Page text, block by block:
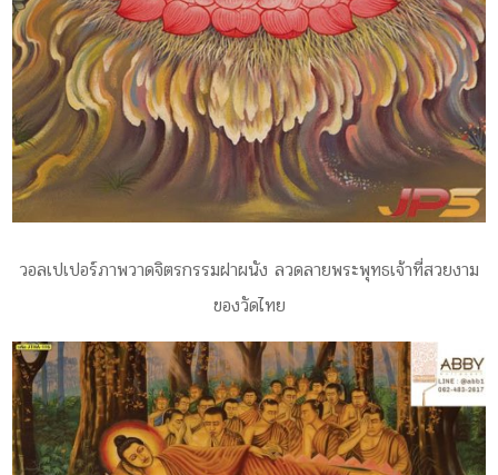
วอลเปเปอร์ภาพวาดจิตรกรรมฝาผนัง ลวดลายพระพุทธเจ้าที่สวยงาม
ของวัดไทย